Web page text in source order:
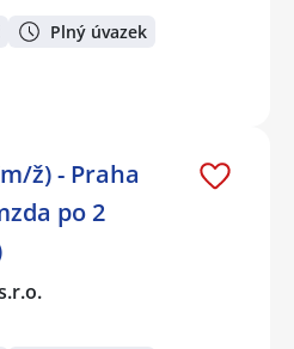
Plný úvazek
ž) - Praha
po 2